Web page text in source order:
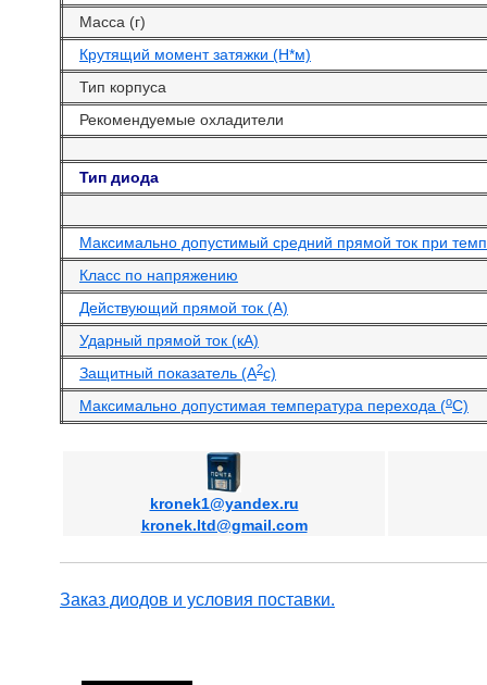
Масса (г)
Крутящий момент затяжки (Н*м)
Тип корпуса
Рекомендуемые охладители
Тип диода
Максимально допустимый средний прямой ток при
Класс по напряжению
Действующий прямой ток (А)
Ударный прямой ток (кА)
Защитный показатель (А2с)
Максимально допустимая температура перехода (oС)
kronek1@yandex.ru
kronek.ltd@gmail.com
Заказ диодов и условия поставки.